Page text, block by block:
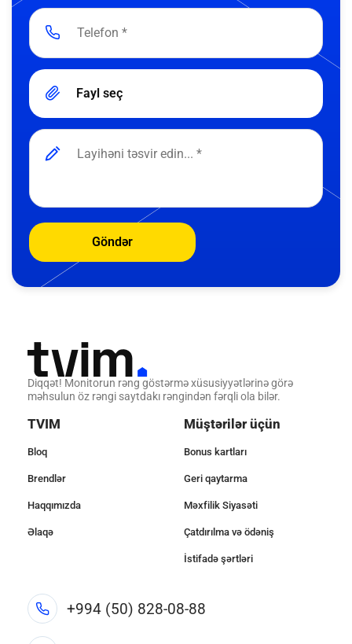
Fayl seç
Göndər
Diqqət! Monitorun rəng göstərmə xüsusiyyətlərinə görə
məhsulun öz rəngi saytdakı rəngindən fərqli ola bilər.
TVIM
Bloq
Brendlər
Haqqımızda
Əlaqə
Müştərilər üçün
Bonus kartları
Geri qaytarma
Məxfilik Siyasəti
Çatdırılma və ödəniş
İstifadə şərtləri
+994 (50) 828-08-88